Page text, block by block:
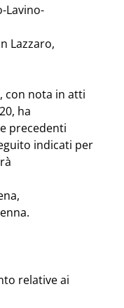
Lavino-
Lazzaro,
con nota in atti
ha
precedenti
indicati per
relative ai